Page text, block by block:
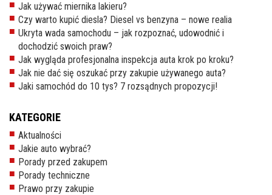
Zamów inspekcję
505
483
969
kontakt@auto-
26-
600
Radom,
Woj.
Mazowieckie
Jak używać miernika lakieru?
Czy warto kupić diesla? Diesel vs benzyna – nowe realia
Ukryta wada samochodu – jak rozpoznać, udowodnić i
dochodzić swoich praw?
Jak wygląda profesjonalna inspekcja auta krok po kroku?
Jak nie dać się oszukać przy zakupie używanego auta?
Jaki samochód do 10 tys? 7 rozsądnych propozycji!
KATEGORIE
Aktualności
Jakie auto wybrać?
Porady przed zakupem
Porady techniczne
Prawo przy zakupie